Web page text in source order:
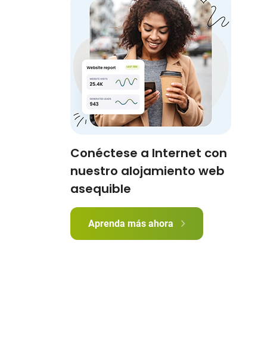
Conéctese a Internet con
nuestro alojamiento web
asequible
Aprenda más ahora